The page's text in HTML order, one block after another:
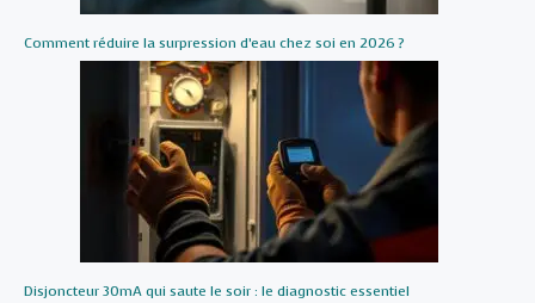
Comment réduire la surpression d’eau chez soi en 2026 ?
Disjoncteur 30mA qui saute le soir : le diagnostic essentiel